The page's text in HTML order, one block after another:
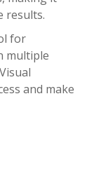
results.
for
multiple
and make